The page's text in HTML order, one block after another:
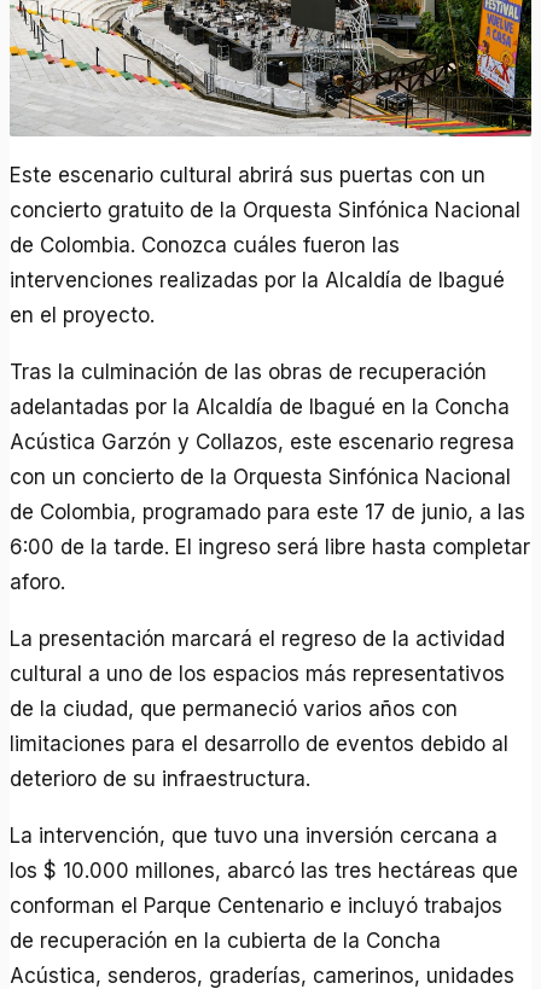
Este escenario cultural abrirá sus puertas con un
concierto gratuito de la Orquesta Sinfónica Nacional
de Colombia. Conozca cuáles fueron las
intervenciones realizadas por la Alcaldía de Ibagué
en el proyecto.
Tras la culminación de las obras de recuperación
adelantadas por la Alcaldía de Ibagué en la Concha
Acústica Garzón y Collazos, este escenario regresa
con un concierto de la Orquesta Sinfónica Nacional
de Colombia, programado para este 17 de junio, a las
6:00 de la tarde. El ingreso será libre hasta completar
aforo.
La presentación marcará el regreso de la actividad
cultural a uno de los espacios más representativos
de la ciudad, que permaneció varios años con
limitaciones para el desarrollo de eventos debido al
deterioro de su infraestructura.
La intervención, que tuvo una inversión cercana a
los $ 10.000 millones, abarcó las tres hectáreas que
conforman el Parque Centenario e incluyó trabajos
de recuperación en la cubierta de la Concha
Acústica, senderos, graderías, camerinos, unidades